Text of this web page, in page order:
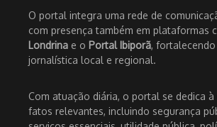
O portal integra uma rede de
com presença também em plataformas
Londrina e o Portal Ibiporã,
jornalística local e regional.
Com atuação diária, o portal se dedica
fatos relevantes, incluindo segurança